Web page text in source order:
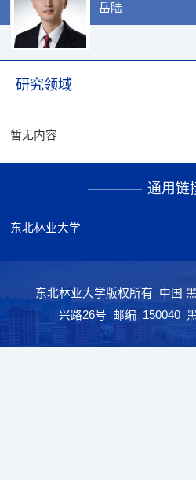
岳陆
研究领域
暂无内容
通用链
东北林业大学
东北林业大学版权所有 中国
兴路26号 邮编 150040